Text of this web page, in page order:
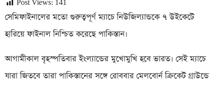
Post Views: 141
সেমিফাইনালের মতো গুরুত্বপূর্ণ ম্যাচে নিউজিল্যান্ডকে ৭ উইকেটে
হারিয়ে ফাইনাল নিশ্চিত করেছে পাকিস্তান।
আগামীকাল বৃহস্পতিবার ইংল্যান্ডের মুখোমুখি হবে ভারত। সেই ম্যাচে
যারা জিতবে তারা পাকিস্তানের সঙ্গে রোববার মেলবোর্ন ক্রিকেট গ্রাউন্ডে